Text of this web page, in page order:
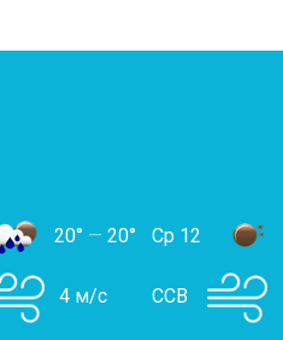
20° — 20°
4 м/с
Ср 12
ССВ